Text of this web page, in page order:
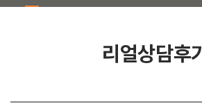
리얼상담후기